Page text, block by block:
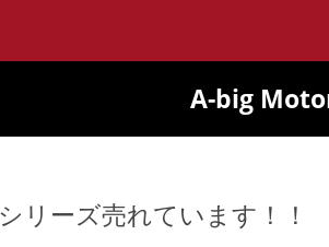
A-big
リーズ売れています！！